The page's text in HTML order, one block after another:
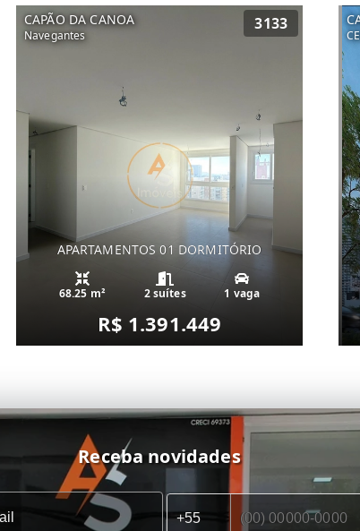
CAPÃO DA CANOA
Navegantes
3133
APARTAMENTOS 01 DORMITÓRIO
68.25 m² 2 suítes 1 vaga
R$ 1.391.449
Receba novidades